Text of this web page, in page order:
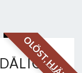
OLÖST,